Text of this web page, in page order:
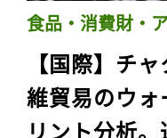
食品・消費財・
【国際】チ
維貿易のウ
リント分析